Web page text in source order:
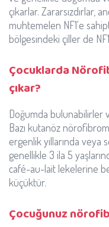
çıkarlar. Zararsızdırlar,
muhtemelen NF1'e
bölgesindeki çiller de
Çocuklarda
çıkar?
Doğumda bulunabilirler
Bazı kutanöz
ergenlik yıllarında veya
genellikle 3 ila 5
café-au-lait lekelerine
küçüktür.
Çocuğunuz